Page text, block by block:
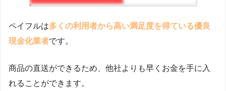
ペイフルは多くの利用者から高い満足度を得ている優良
現金化業者です。
商品の直送ができるため、他社よりも早くお金を手に入
れることができます。